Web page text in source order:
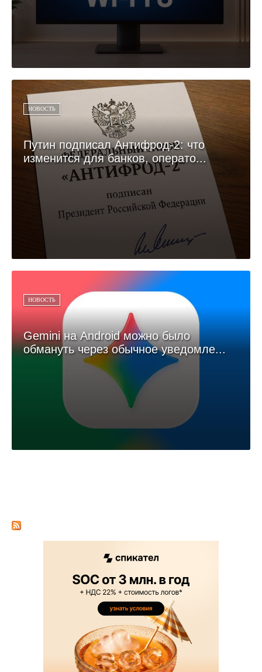
НОВОСТЬ
Путин подписал Антифрод-2: что
изменится для банков, операто...
НОВОСТЬ
Gemini на Android можно было
обмануть через обычное уведомле...